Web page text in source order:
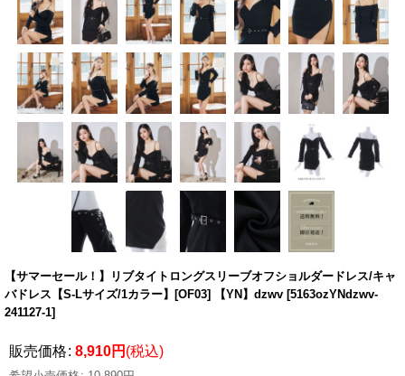
【サマーセール！】リブタイトロングスリーブオフショルダードレス/キャ
バドレス【S-Lサイズ/1カラー】[OF03] 【YN】dzwv [5163ozYNdzwv-
241127-1]
販売価格: 8,910円 (税込)